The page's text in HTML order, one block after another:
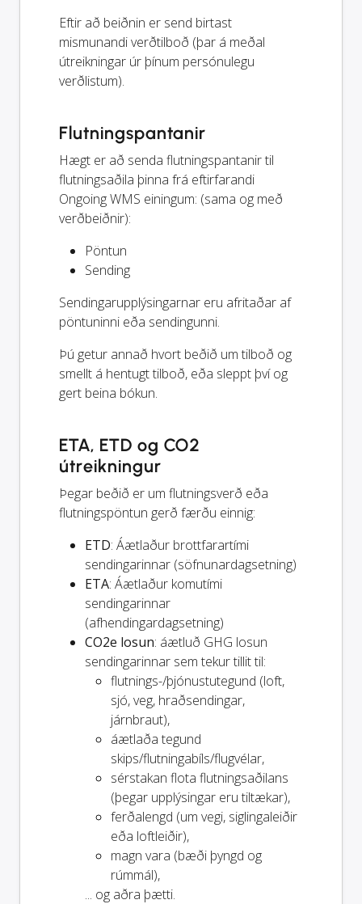
Eftir að beiðnin er send birtast
mismunandi verðtilboð (þar á meðal
útreikningar úr þínum persónulegu
verðlistum).
Flutningspantanir
Hægt er að senda flutningspantanir til
flutningsaðila þinna frá eftirfarandi
Ongoing WMS einingum: (sama og með
verðbeiðnir):
Pöntun
Sending
Sendingarupplýsingarnar eru afritaðar af
pöntuninni eða sendingunni.
Þú getur annað hvort beðið um tilboð og
smellt á hentugt tilboð, eða sleppt því og
gert beina bókun.
ETA, ETD og CO2
útreikningur
Þegar beðið er um flutningsverð eða
flutningspöntun gerð færðu einnig:
ETD: Áætlaður brottfarartími
sendingarinnar (söfnunardagsetning)
ETA: Áætlaður komutími
sendingarinnar
(afhendingardagsetning)
CO2e losun: áætluð GHG losun
sendingarinnar sem tekur tillit til:
flutnings-/þjónustutegund (loft,
sjó, veg, hraðsendingar,
járnbraut),
áætlaða tegund
skips/flutningabíls/flugvélar,
sérstakan flota flutningsaðilans
(þegar upplýsingar eru tiltækar),
ferðalengd (um vegi, siglingaleiðir
eða loftleiðir),
magn vara (bæði þyngd og
rúmmál),
... og aðra þætti.